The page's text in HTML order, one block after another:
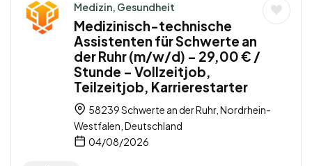
Medizin, Gesundheit
Medizinisch-technische
Assistenten für Schwerte an
der Ruhr (m/w/d) – 29,00 € /
Stunde – Vollzeitjob,
Teilzeitjob, Karrierestarter
58239 Schwerte an der Ruhr, Nordrhein-
Westfalen, Deutschland
04/08/2026